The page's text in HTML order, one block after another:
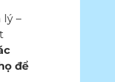
lý –
để